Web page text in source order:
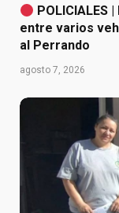
POLICIALES
entre varios
al Perrando
agosto 7, 2026